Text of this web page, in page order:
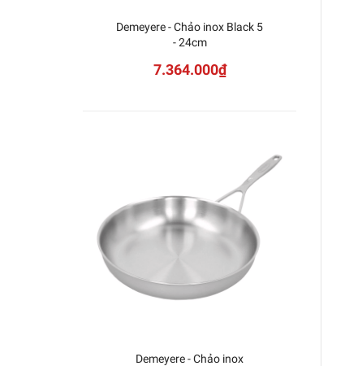
Demeyere - Chảo inox Black 5
- 24cm
7.364.000₫
Demeyere - Chảo inox